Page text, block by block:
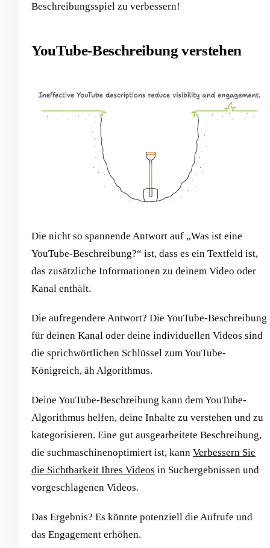
Beschreibungsspiel zu verbessern!
YouTube-Beschreibung verstehen
Die nicht so spannende Antwort auf „Was ist eine
YouTube-Beschreibung?“ ist, dass es ein Textfeld ist,
das zusätzliche Informationen zu deinem Video oder
Kanal enthält.
Die aufregendere Antwort? Die YouTube-Beschreibung
für deinen Kanal oder deine individuellen Videos sind
die sprichwörtlichen Schlüssel zum YouTube-
Königreich, äh Algorithmus.
Deine YouTube-Beschreibung kann dem YouTube-
Algorithmus helfen, deine Inhalte zu verstehen und zu
kategorisieren. Eine gut ausgearbeitete Beschreibung,
die suchmaschinenoptimiert ist, kann Verbessern Sie
die Sichtbarkeit Ihres Videos in Suchergebnissen und
vorgeschlagenen Videos.
Das Ergebnis? Es könnte potenziell die Aufrufe und
das Engagement erhöhen.